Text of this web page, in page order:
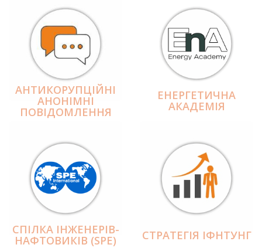
АНТИКОРУПЦІЙНІ
АНОНІМНІ
ПОВІДОМЛЕННЯ
ЕНЕРГЕТИЧНА
АКАДЕМІЯ
СПІЛКА ІНЖЕНЕРІВ-
НАФТОВИКІВ (SPE) СТРАТЕГІЯ ІФНТУНГ